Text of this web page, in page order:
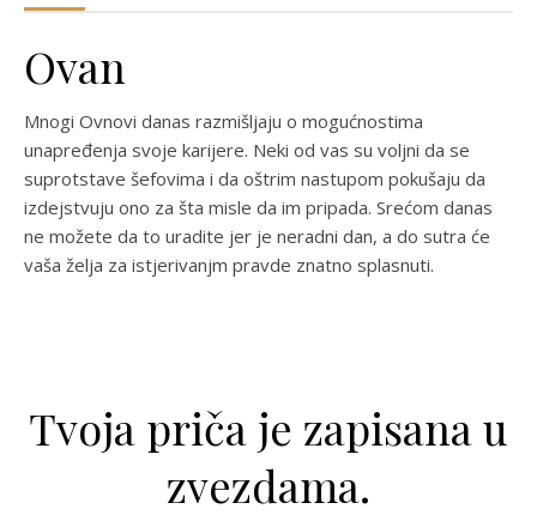
Ovan
Mnogi Ovnovi danas razmišljaju o mogućnostima
unapređenja svoje karijere. Neki od vas su voljni da se
suprotstave šefovima i da oštrim nastupom pokušaju da
izdejstvuju ono za šta misle da im pripada. Srećom danas
ne možete da to uradite jer je neradni dan, a do sutra će
vaša želja za istjerivanjm pravde znatno splasnuti.
Tvoja priča je zapisana u
zvezdama.